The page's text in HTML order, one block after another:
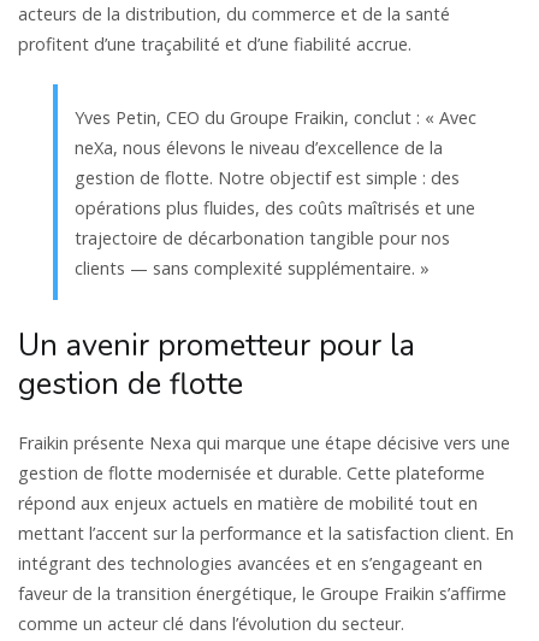
acteurs de la distribution, du commerce et de la santé
profitent d’une traçabilité et d’une fiabilité accrue.
Yves Petin, CEO du Groupe Fraikin, conclut : « Avec
neXa, nous élevons le niveau d’excellence de la
gestion de flotte. Notre objectif est simple : des
opérations plus fluides, des coûts maîtrisés et une
trajectoire de décarbonation tangible pour nos
clients — sans complexité supplémentaire. »
Un avenir prometteur pour la
gestion de flotte
Fraikin présente Nexa qui marque une étape décisive vers une
gestion de flotte modernisée et durable. Cette plateforme
répond aux enjeux actuels en matière de mobilité tout en
mettant l’accent sur la performance et la satisfaction client. En
intégrant des technologies avancées et en s’engageant en
faveur de la transition énergétique, le Groupe Fraikin s’affirme
comme un acteur clé dans l’évolution du secteur.